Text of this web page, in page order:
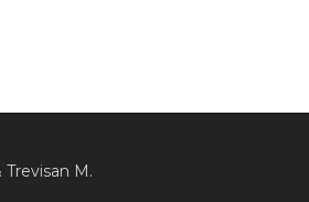
Trevisan M.